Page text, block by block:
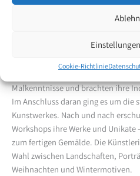
Cookie-Richtlinie
Schulungsangebots:«Kunst und
Teilnehmer sollten ihre eigene
ihrem Motiv eine persönliche Note
Malkenntnisse und brachten ihre
Im Anschluss daran ging es um die
Kunstwerkes. Nach und nach
Workshops ihre Werke und
zum fertigen Gemälde. Die
Wahl zwischen Landschaften,
Weihnachten und Wintermotiven.